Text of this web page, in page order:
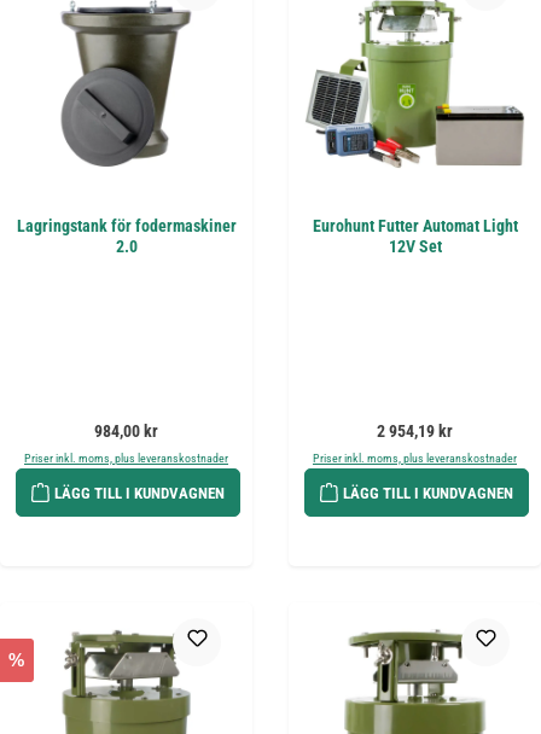
Lagringstank för fodermaskiner
2.0
Ordinarie pris:
984,00 kr
Priser inkl. moms, plus leveranskostnader
LÄGG TILL I KUNDVAGNEN
Eurohunt Futter Automat Light
12V Set
Ordinarie pris:
2 954,19 kr
Priser inkl. moms, plus leveranskostnader
LÄGG TILL I KUNDVAGNEN
%